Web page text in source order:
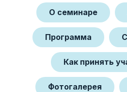
О семинаре
Программа
Как принять
Фотогалерея